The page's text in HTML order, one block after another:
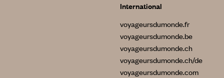
International
voyageursdumonde.fr
voyageursdumonde.be
voyageursdumonde.ch
voyageursdumonde.ch/de
voyageursdumonde.com